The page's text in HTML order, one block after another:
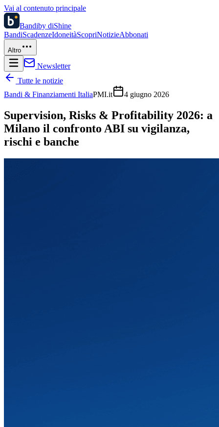
Vai al contenuto principale
Bandiby diShine
BandiScadenzeIdoneitàScopriNotizieAbbonati
Altro
Newsletter
Tutte le notizie
Bandi & Finanziamenti ItaliaPMI.it 4 giugno 2026
Supervision, Risks & Profitability 2026: a
Milano il confronto ABI su vigilanza,
rischi e banche